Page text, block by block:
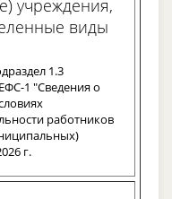
учреждения,
виды
1.3
1 "Сведения о
работников
г.